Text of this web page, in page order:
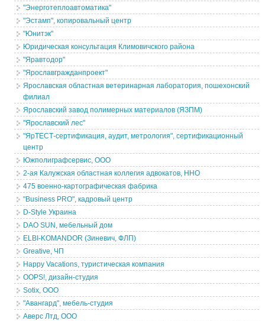
"Энерготеплоавтоматика"
"Эстамп", копировальный центр
"Юнитэк"
Юридическая консультация Климовичского района
"Яравтодор"
"Ярославгражданпроект"
Ярославская областная ветеринарная лаборатория, пошехонский
филиал
Ярославский завод полимерных материалов (ЯЗПМ)
"Ярославский лес"
"ЯрТЕСТ-сертификация, аудит, метрология", сертификационный
центр
Южполиграфсервис, ООО
2-ая Калужская областная коллегия адвокатов, ННО
475 военно-картографическая фабрика
"Business PRO", кадровый центр
D-Style Украина
DAO SUN, мебельный дом
ELBI-KOMANDOR (Зиневич, ФЛП)
Greative, ЧП
Happy Vacations, туристическая компания
OOPS!, дизайн-студия
Sotix, ООО
"Авангард", мебель-студия
Аверс Лтд, ООО